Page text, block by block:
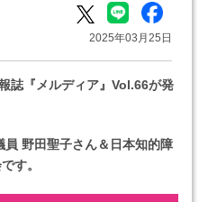
2025年03月25日
誌『メルディア』Vol.66が発
野田聖子さん＆日本知的障
す。